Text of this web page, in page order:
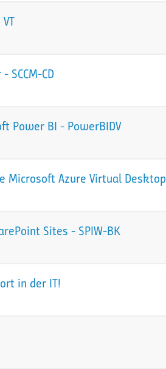
CD
Power BI - PowerBIDV
Microsoft Azure Virtual Desktop
Sites - SPIW-BK
in der IT!